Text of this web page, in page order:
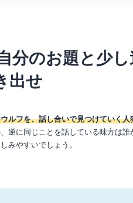
自分のお題と少
出せ
ルフを、話し合いで見つけていく人
逆に同じことを話している味方は
みやすいでしょう。